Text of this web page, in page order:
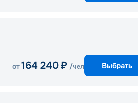
от 164 240 ₽ /чел Выбрать